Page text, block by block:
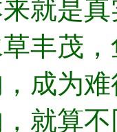
就是
丰茂
成为
就算